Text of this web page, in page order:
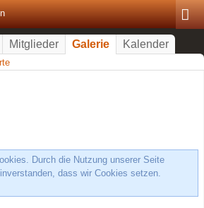
Mitglieder Galerie Kalender
Durch die Nutzung unserer Seite
dass wir Cookies setzen.